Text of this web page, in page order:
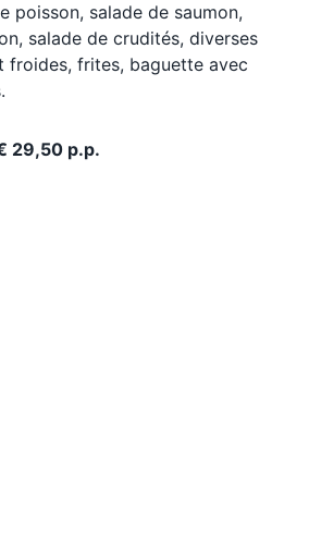
poisson, salade de saumon,
salade de crudités, diverses
froides, frites, baguette avec
29,50 p.p.